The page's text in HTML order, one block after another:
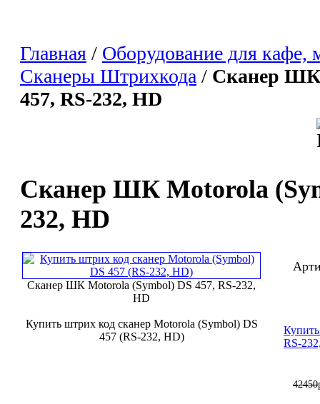
Главная / Оборудование для кафе,
Сканеры Штрихкода / Сканер ШК
457, RS-232, HD
Сканер ШК Motorola
232, HD
Сканер ШК Motorola (Symbol) DS 457, RS-232,
HD
Купить штрих код сканер Motorola (Symbol) DS
457 (RS-232, HD)
RS-
42450